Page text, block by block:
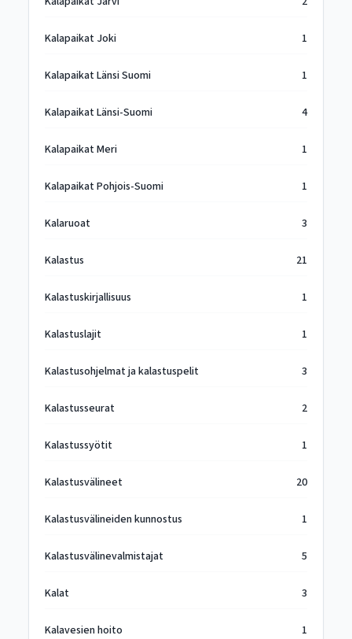
Kalapaikat Joki 1
Kalapaikat Länsi Suomi 1
Kalapaikat Länsi-Suomi 4
Kalapaikat Meri 1
Kalapaikat Pohjois-Suomi 1
Kalaruoat 3
Kalastus 21
Kalastuskirjallisuus 1
Kalastuslajit 1
Kalastusohjelmat ja kalastuspelit 3
Kalastusseurat 2
Kalastussyötit 1
Kalastusvälineet 20
Kalastusvälineiden kunnostus 1
Kalastusvälinevalmistajat 5
Kalat 3
Kalavesien hoito 1